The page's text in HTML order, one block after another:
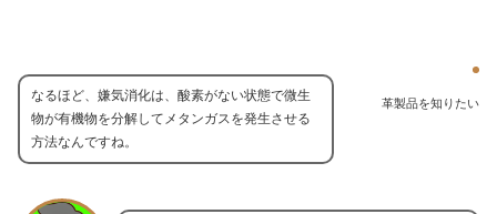
革製品を知りたい
なるほど、嫌気消化は、酸素がない状態で微生
物が有機物を分解してメタンガスを発生させる
方法なんですね。